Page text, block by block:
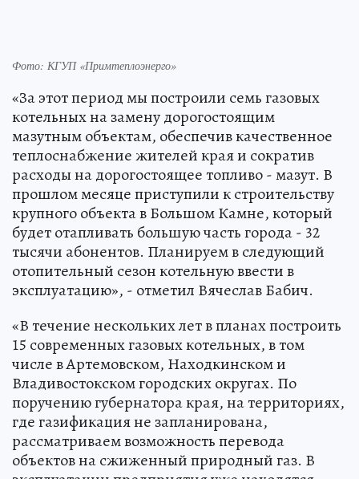
Фото: КГУП «Примтеплоэнерго»
«За этот период мы построили семь газовых
котельных на замену дорогостоящим
мазутным объектам, обеспечив качественное
теплоснабжение жителей края и сократив
расходы на дорогостоящее топливо - мазут. В
прошлом месяце приступили к строительству
крупного объекта в Большом Камне, который
будет отапливать большую часть города - 32
тысячи абонентов. Планируем в следующий
отопительный сезон котельную ввести в
эксплуатацию», - отметил Вячеслав Бабич.
«В течение нескольких лет в планах построить
15 современных газовых котельных, в том
числе в Артемовском, Находкинском и
Владивостокском городских округах. По
поручению губернатора края, на территориях,
где газификация не запланирована,
рассматриваем возможность перевода
объектов на сжиженный природный газ. В